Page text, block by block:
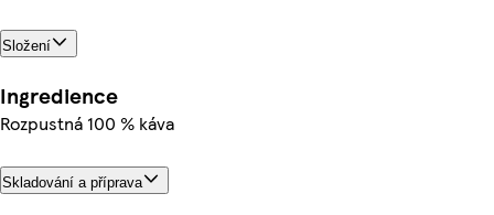
Složení
Ingredience
Rozpustná 100 % káva
Skladování a příprava